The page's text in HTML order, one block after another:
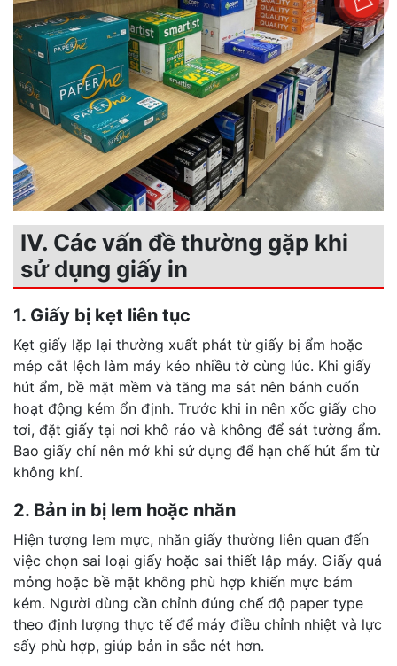
IV. Các vấn đề thường gặp khi
sử dụng giấy in
1. Giấy bị kẹt liên tục
Kẹt giấy lặp lại thường xuất phát từ giấy bị ẩm hoặc
mép cắt lệch làm máy kéo nhiều tờ cùng lúc. Khi giấy
hút ẩm, bề mặt mềm và tăng ma sát nên bánh cuốn
hoạt động kém ổn định. Trước khi in nên xốc giấy cho
tơi, đặt giấy tại nơi khô ráo và không để sát tường ẩm.
Bao giấy chỉ nên mở khi sử dụng để hạn chế hút ẩm từ
không khí.
2. Bản in bị lem hoặc nhăn
Hiện tượng lem mực, nhăn giấy thường liên quan đến
việc chọn sai loại giấy hoặc sai thiết lập máy. Giấy quá
mỏng hoặc bề mặt không phù hợp khiến mực bám
kém. Người dùng cần chỉnh đúng chế độ paper type
theo định lượng thực tế để máy điều chỉnh nhiệt và lực
sấy phù hợp, giúp bản in sắc nét hơn.